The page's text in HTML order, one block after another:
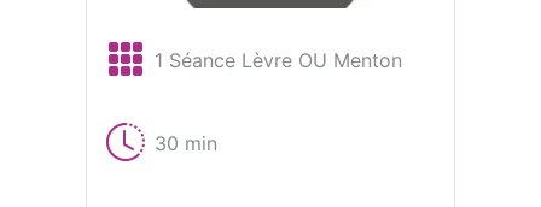
1 Séance Lèvre OU Menton
30 min